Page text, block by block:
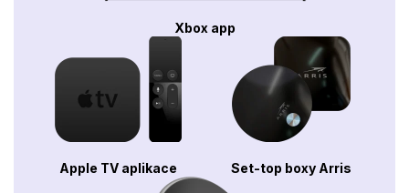
Xbox app
Apple TV aplikace Set-top boxy Arris